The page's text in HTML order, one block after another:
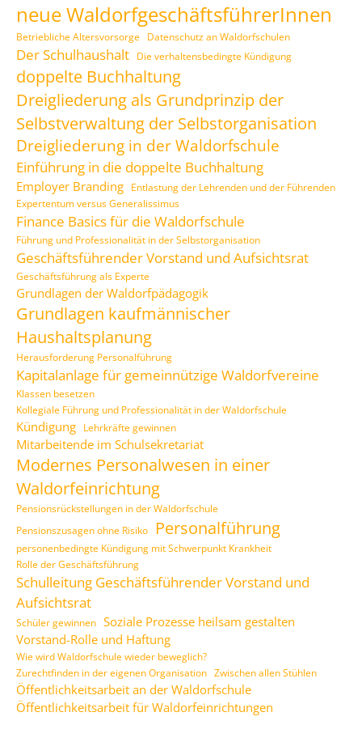
neue WaldorfgeschäftsführerInnen
Betriebliche Altersvorsorge Datenschutz an Waldorfschulen
Der Schulhaushalt Die verhaltensbedingte Kündigung
doppelte Buchhaltung
Dreigliederung als Grundprinzip der
Selbstverwaltung der Selbstorganisation
Dreigliederung in der Waldorfschule
Einführung in die doppelte Buchhaltung
Employer Branding Entlastung der Lehrenden und der Führenden
Expertentum versus Generalissimus
Finance Basics für die Waldorfschule
Führung und Professionalität in der Selbstorganisation
Geschäftsführender Vorstand und Aufsichtsrat
Geschäftsführung als Experte
Grundlagen der Waldorfpädagogik
Grundlagen kaufmännischer
Haushaltsplanung
Herausforderung Personalführung
Kapitalanlage für gemeinnützige Waldorfvereine
Klassen besetzen
Kollegiale Führung und Professionalität in der Waldorfschule
Kündigung Lehrkräfte gewinnen
Mitarbeitende im Schulsekretariat
Modernes Personalwesen in einer
Waldorfeinrichtung
Pensionsrückstellungen in der Waldorfschule
Pensionszusagen ohne Risiko
Personalführung
personenbedingte Kündigung mit Schwerpunkt Krankheit
Rolle der Geschäftsführung
Schulleitung Geschäftsführender Vorstand und
Aufsichtsrat
Schüler gewinnen Soziale Prozesse heilsam gestalten
Vorstand-Rolle und Haftung
Wie wird Waldorfschule wieder beweglich?
Zurechtfinden in der eigenen Organisation Zwischen allen Stühlen
Öffentlichkeitsarbeit an der Waldorfschule
Öffentlichkeitsarbeit für Waldorfeinrichtungen